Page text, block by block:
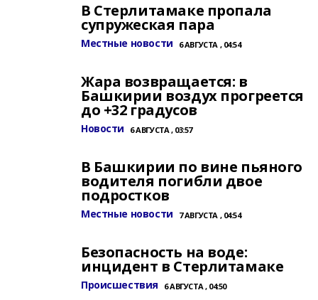
В Стерлитамаке пропала
супружеская пара
Местные новости 6 АВГУСТА , 04:54
Жара возвращается: в
Башкирии воздух прогреется
до +32 градусов
Новости 6 АВГУСТА , 03:57
В Башкирии по вине пьяного
водителя погибли двое
подростков
Местные новости 7 АВГУСТА , 04:54
Безопасность на воде:
инцидент в Стерлитамаке
Происшествия 6 АВГУСТА , 04:50